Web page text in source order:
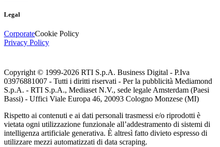
Legal
CorporateCookie Policy
Privacy Policy
Copyright © 1999-2026 RTI S.p.A. Business Digital - P.Iva
03976881007 - Tutti i diritti riservati - Per la pubblicità Mediamond
S.p.A. - RTI S.p.A., Mediaset N.V., sede legale Amsterdam (Paesi
Bassi) - Uffici Viale Europa 46, 20093 Cologno Monzese (MI)
Rispetto ai contenuti e ai dati personali trasmessi e/o riprodotti è
vietata ogni utilizzazione funzionale all’addestramento di sistemi di
intelligenza artificiale generativa. È altresì fatto divieto espresso di
utilizzare mezzi automatizzati di data scraping.